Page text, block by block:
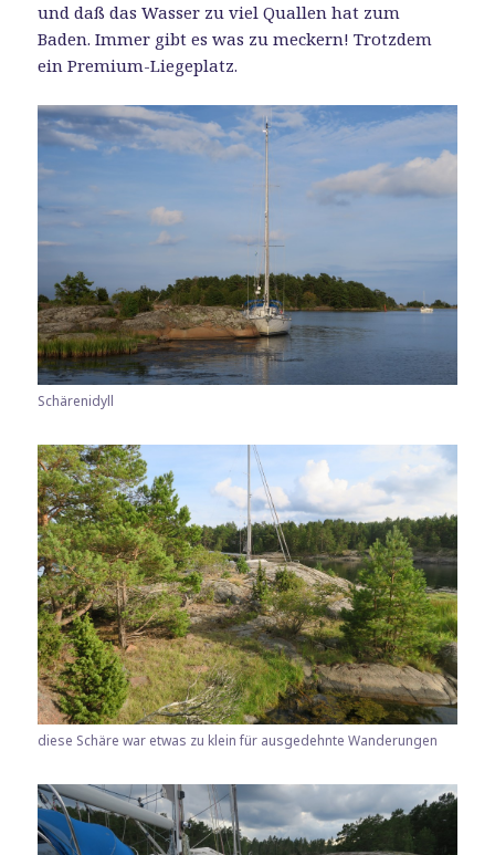
und daß das Wasser zu viel Quallen hat zum
Baden. Immer gibt es was zu meckern! Trotzdem
ein Premium-Liegeplatz.
Schärenidyll
diese Schäre war etwas zu klein für ausgedehnte Wanderungen